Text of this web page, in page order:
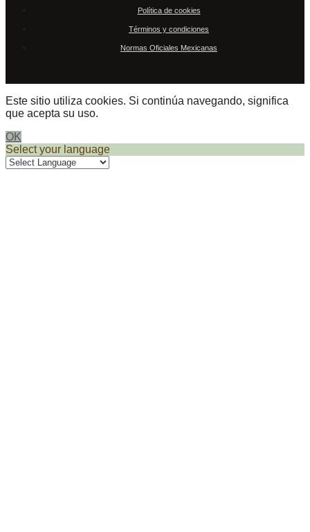
Política de cookies
Términos y condiciones
Normas Oficiales Mexicanas
Este sitio utiliza cookies. Si continúa navegando, significa
que acepta su uso.
OK
Select your language